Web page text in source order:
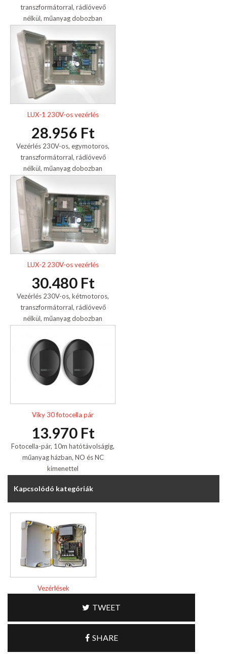
transzformátorral, rádióvevő
nélkül, műanyag dobozban
LUX-1 230V-os vezérlés
28.956 Ft
Vezérlés 230V-os, egymotoros,
transzformátorral, rádióvevő
nélkül, műanyag dobozban
LUX-2 230V-os vezérlés
30.480 Ft
Vezérlés 230V-os, kétmotoros,
transzformátorral, rádióvevő
nélkül, műanyag dobozban
Viky 30 fotocella pár
13.970 Ft
Fotocella-pár, 10m hatótávolságig,
műanyag házban, NO és NC
kimenettel
Kapcsolódó kategóriák
Vezérlések
TWEET
SHARE